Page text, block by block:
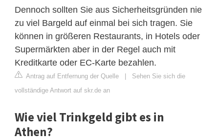
Dennoch sollten Sie aus Sicherheitsgründen nie
zu viel Bargeld auf einmal bei sich tragen. Sie
können in größeren Restaurants, in Hotels oder
Supermärkten aber in der Regel auch mit
Kreditkarte oder EC-Karte bezahlen.
Antrag auf Entfernung der Quelle | Sehen Sie sich die
vollständige Antwort auf skr.de an
Wie viel Trinkgeld gibt es in
Athen?